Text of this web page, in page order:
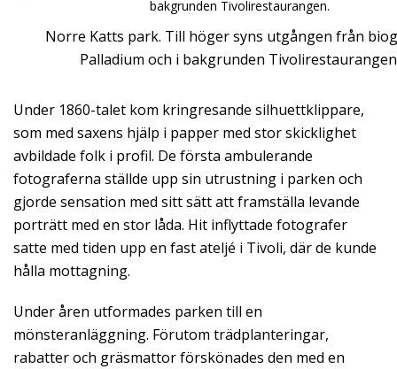
Norre Katts park. Till höger syns utgången från
Palladium och i bakgrunden
Under 1860-talet kom kringresande silhuettklippare,
som med saxens hjälp i papper med stor skicklighet
avbildade folk i profil. De första ambulerande
fotograferna ställde upp sin utrustning i parken och
gjorde sensation med sitt sätt att framställa levande
porträtt med en stor låda. Hit inflyttade fotografer
satte med tiden upp en fast ateljé i Tivoli, där de kunde
hålla mottagning.
Under åren utformades parken till en
mönsteranläggning. Förutom trädplanteringar,
rabatter och gräsmattor förskönades den med en